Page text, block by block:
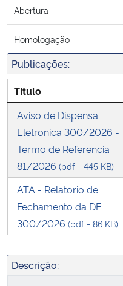
Secretaria-Geral
Secretaria de Governo
Gabinete de Segurança Institucional
Advocacia-Geral da União
Banco Central do Brasil
Planalto
Abertura
Homologação
Publicações:
Título
Aviso de Dispensa
Eletronica 300/2026 -
Termo de Referencia
81/2026 (pdf - 445 KB)
ATA - Relatorio de
Fechamento da DE
300/2026 (pdf - 86 KB)
Descrição: